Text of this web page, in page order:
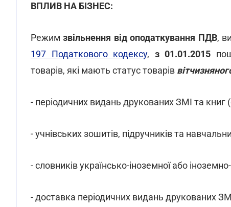
ВПЛИВ НА БІЗНЕС:
Режимзвільнення від оподаткування ПДВ,
197 Податкового кодексу, з 01.01.2015
товарів, які мають статус товарів
- періодичних видань друкованих ЗМІ та книг
- учнівських зошитів, підручників та
- словників українсько-іноземної або
- доставка періодичних видань друкованих